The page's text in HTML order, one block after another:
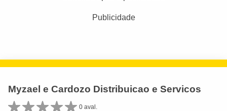
Publicidade
Myzael e Cardozo Distribuicao e Servicos
0 aval.